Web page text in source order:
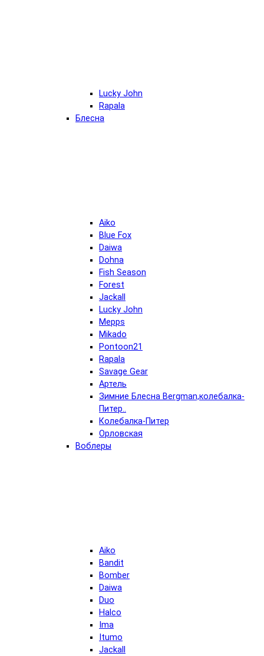
Lucky John
Rapala
Блесна
Aiko
Blue Fox
Daiwa
Dohna
Fish Season
Forest
Jackall
Lucky John
Mepps
Mikado
Pontoon21
Rapala
Savage Gear
Артель
Зимние Блесна Bergman,колебалка-
Питер..
Колебалка-Питер
Орловская
Воблеры
Aiko
Bandit
Bomber
Daiwa
Duo
Halco
Ima
Itumo
Jackall